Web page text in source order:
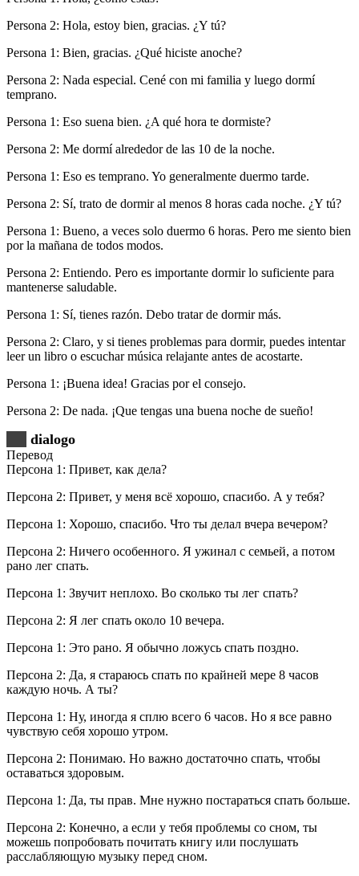
Persona 2: Hola, estoy bien, gracias. ¿Y tú?
Persona 1: Bien, gracias. ¿Qué hiciste anoche?
Persona 2: Nada especial. Cené con mi familia y luego dormí
temprano.
Persona 1: Eso suena bien. ¿A qué hora te dormiste?
Persona 2: Me dormí alrededor de las 10 de la noche.
Persona 1: Eso es temprano. Yo generalmente duermo tarde.
Persona 2: Sí, trato de dormir al menos 8 horas cada noche. ¿Y tú?
Persona 1: Bueno, a veces solo duermo 6 horas. Pero me siento bien
por la mañana de todos modos.
Persona 2: Entiendo. Pero es importante dormir lo suficiente para
mantenerse saludable.
Persona 1: Sí, tienes razón. Debo tratar de dormir más.
Persona 2: Claro, y si tienes problemas para dormir, puedes intentar
leer un libro o escuchar música relajante antes de acostarte.
Persona 1: ¡Buena idea! Gracias por el consejo.
Persona 2: De nada. ¡Que tengas una buena noche de sueño!
dialogo
Перевод
Персона 1: Привет, как дела?
Персона 2: Привет, у меня всё хорошо, спасибо. А у тебя?
Персона 1: Хорошо, спасибо. Что ты делал вчера вечером?
Персона 2: Ничего особенного. Я ужинал с семьей, а потом
рано лег спать.
Персона 1: Звучит неплохо. Во сколько ты лег спать?
Персона 2: Я лег спать около 10 вечера.
Персона 1: Это рано. Я обычно ложусь спать поздно.
Персона 2: Да, я стараюсь спать по крайней мере 8 часов
каждую ночь. А ты?
Персона 1: Ну, иногда я сплю всего 6 часов. Но я все равно
чувствую себя хорошо утром.
Персона 2: Понимаю. Но важно достаточно спать, чтобы
оставаться здоровым.
Персона 1: Да, ты прав. Мне нужно постараться спать больше.
Персона 2: Конечно, а если у тебя проблемы со сном, ты
можешь попробовать почитать книгу или послушать
расслабляющую музыку перед сном.